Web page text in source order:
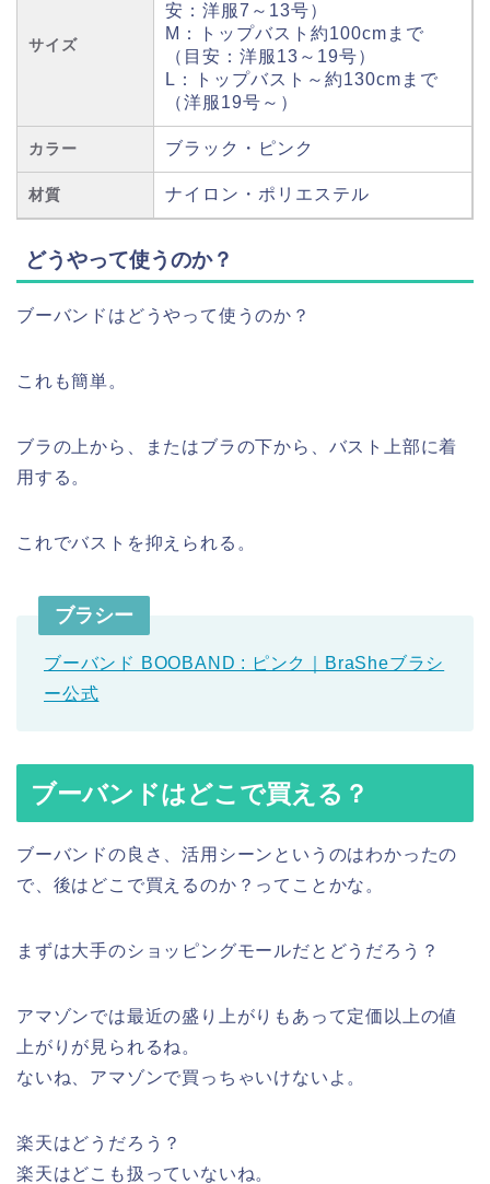
サイズ
安：洋服7～13号）
M：トップバスト約100cmまで
（目安：洋服13～19号）
L：トップバスト～約130cmまで
（洋服19号～）
カラー ブラック・ピンク
材質 ナイロン・ポリエステル
どうやって使うのか？
ブーバンドはどうやって使うのか？
これも簡単。
ブラの上から、またはブラの下から、バスト上部に着
用する。
これでバストを抑えられる。
ブラシー
ブーバンド BOOBAND : ピンク｜BraSheブラシ
ー公式
ブーバンドはどこで買える？
ブーバンドの良さ、活用シーンというのはわかったの
で、後はどこで買えるのか？ってことかな。
まずは大手のショッピングモールだとどうだろう？
アマゾンでは最近の盛り上がりもあって定価以上の値
上がりが見られるね。
ないね、アマゾンで買っちゃいけないよ。
楽天はどうだろう？
楽天はどこも扱っていないね。